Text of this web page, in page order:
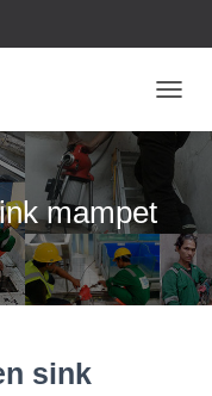
mampet
sink